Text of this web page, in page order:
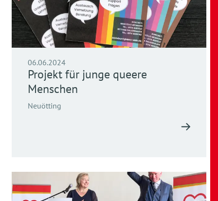
06.06.2024
Projekt für junge queere
Menschen
Neuötting